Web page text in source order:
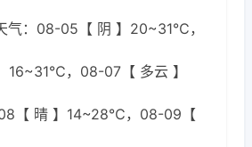
气：08-05【 阴 】20~31℃，
16~31℃，08-07【 多云 】
【 晴 】14~28℃，08-09【